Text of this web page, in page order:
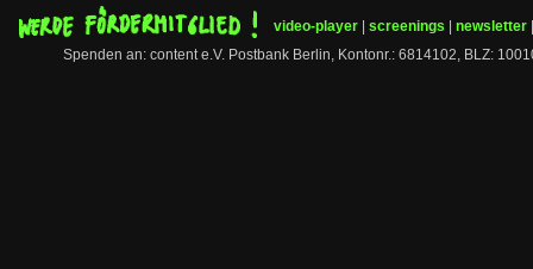
video-player screenings newsletter
Spenden an: content e.V. Postbank Berlin, Kontonr.: 6814102, BLZ: